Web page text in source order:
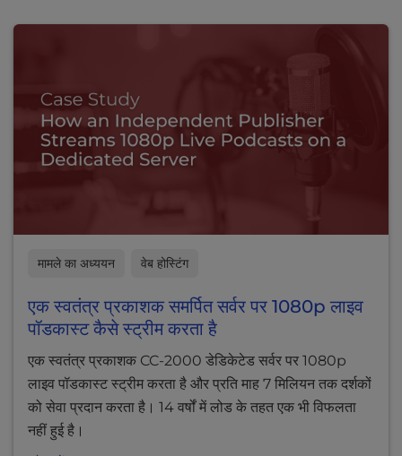
मामले का अध्ययन वेब होस्टिंग
एक स्वतंत्र प्रकाशक समर्पित सर्वर पर 1080p लाइव
पॉडकास्ट कैसे स्ट्रीम करता है
एक स्वतंत्र प्रकाशक CC-2000 डेडिकेटेड सर्वर पर 1080p
लाइव पॉडकास्ट स्ट्रीम करता है और प्रति माह 7 मिलियन तक दर्शकों
को सेवा प्रदान करता है। 14 वर्षों में लोड के तहत एक भी विफलता
नहीं हुई है।